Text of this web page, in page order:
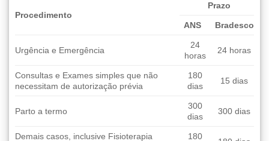
Procedimento
Prazo
ANS Bradesco
Urgência e Emergência
24
horas
24 horas
Consultas e Exames simples que não
necessitam de autorização prévia
180
dias
15 dias
Parto a termo
300
dias
300 dias
Demais casos, inclusive Fisioterapia
180